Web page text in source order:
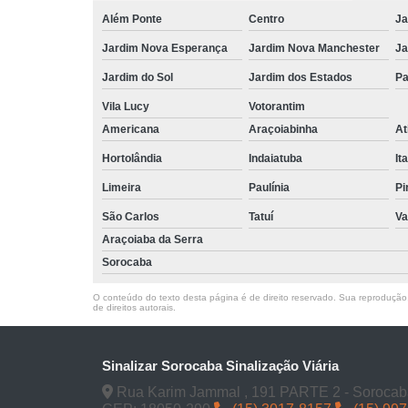
Além Ponte Centro
Jardim Nova Esperança Jardim Nova Manchester
Jardim do Sol Jardim dos Estados
Vila Lucy
Votorantim
Americana
Araçoiabinha
Hortolândia Indaiatuba
Limeira Paulínia
São Carlos Tatuí
Araçoiaba da Serra
Sorocaba
O conteúdo do texto desta página é de direito reservado. Sua
de direitos autorais
Sinalizar Sorocaba Sinalização Viária
Rua Karim Jammal , 191 PARTE 2 -